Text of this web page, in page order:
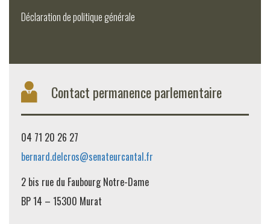
Déclaration de politique générale
Contact permanence parlementaire
04 71 20 26 27
bernard.delcros@senateurcantal.fr
2 bis rue du Faubourg Notre-Dame
BP 14 – 15300 Murat